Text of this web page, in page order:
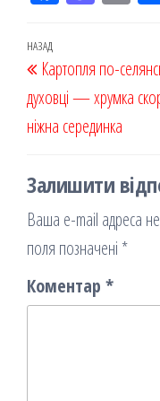
k on
Навігація
записів
Попередній
запис
НАЗАД
Картопля по-
духовці — хрумка
ніжна серединка
Залишити
Ваша e-mail адреса
поля позначені *
Коментар *